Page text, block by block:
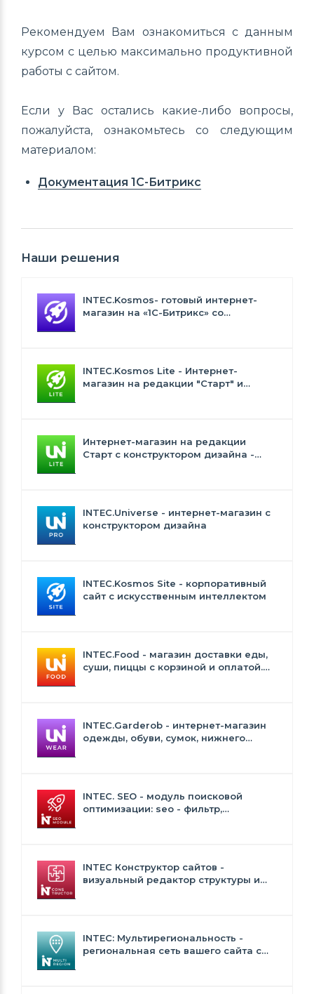
Рекомендуем Вам ознакомиться с данным
курсом с целью максимально продуктивной
работы с сайтом.
Если у Вас остались какие-либо вопросы,
пожалуйста, ознакомьтесь со следующим
материалом:
Документация 1С-Битрикс
Наши решения
INTEC.Kosmos- готовый интернет-
магазин на «1С-Битрикс» со
INTEC.Kosmos Lite - Интернет-
магазин на редакции "Старт" и
Интернет-магазин на редакции
Старт с конструктором дизайна -
INTEC.Universe - интернет-магазин с
конструктором дизайна
INTEC.Kosmos Site - корпоративный
сайт с искусственным интеллектом
INTEC.Food - магазин доставки еды,
суши, пиццы с корзиной и оплатой.
INTEC.Garderob - интернет-магазин
одежды, обуви, сумок, нижнего
INTEC. SEO - модуль поисковой
оптимизации: seo - фильтр,
INTEC Конструктор сайтов -
визуальный редактор структуры и
INTEC: Мультирегиональность -
региональная сеть вашего сайта с